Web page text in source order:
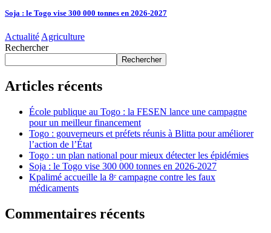
Soja : le Togo vise 300 000 tonnes en 2026-2027
Actualité Agriculture
Rechercher
Rechercher
Articles récents
École publique au Togo : la FESEN lance une campagne
pour un meilleur financement
Togo : gouverneurs et préfets réunis à Blitta pour améliorer
l’action de l’État
Togo : un plan national pour mieux détecter les épidémies
Soja : le Togo vise 300 000 tonnes en 2026-2027
Kpalimé accueille la 8ᵉ campagne contre les faux
médicaments
Commentaires récents